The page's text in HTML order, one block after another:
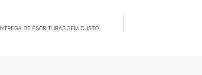
DE ESCRITURAS SEM CUSTO